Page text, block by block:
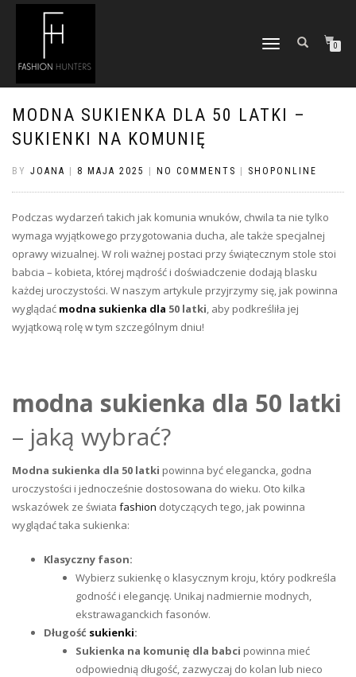
TOGGLE
0
MODNA SUKIENKA DLA 50 LATKI –
SUKIENKI NA KOMUNIĘ
BY JOANA 8 MAJA 2025 NO COMMENTS SHOPONLINE
Podczas wydarzeń takich jak komunia wnuków, chwila ta nie tylko
wymaga wyjątkowego przygotowania ducha, ale także specjalnej
oprawy wizualnej. W roli ważnej postaci przy świątecznym stole stoi
babcia – kobieta, której mądrość i doświadczenie dodają blasku
każdej uroczystości. W naszym artykule przyjrzymy się, jak powinna
wyglądać modna sukienka dla 50 latki, aby podkreśliła jej
wyjątkową rolę w tym szczególnym dniu!
modna sukienka dla 50 latki
– jaką wybrać?
Modna sukienka dla 50 latki powinna być elegancka, godna
uroczystości i jednocześnie dostosowana do wieku. Oto kilka
wskazówek ze świata fashion dotyczących tego, jak powinna
wyglądać taka sukienka:
Klasyczny fason:
Wybierz sukienkę o klasycznym kroju, który podkreśla
godność i elegancję. Unikaj nadmiernie modnych,
ekstrawaganckich fasonów.
Długość sukienki:
Sukienka na komunię dla babci powinna mieć
odpowiednią długość, zazwyczaj do kolan lub nieco